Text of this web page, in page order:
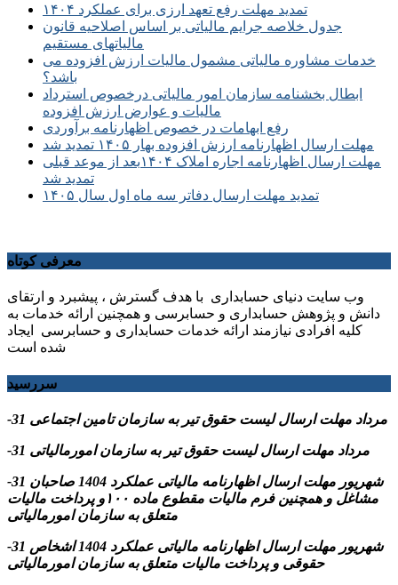
تمدید مهلت رفع تعهد ارزی برای عملکرد ۱۴۰۴
جدول خلاصه جرایم مالیاتی بر اساس اصلاحیه قانون
مالیاتهای مستقیم
خدمات مشاوره مالیاتی مشمول مالیات ارزش افزوده می
باشد؟
ابطال بخشنامه سازمان امور مالیاتی درخصوص استرداد
مالیات و عوارض ارزش افزوده
رفع ابهامات در خصوص اظهارنامه برآوردی
مهلت ارسال اظهارنامه ارزش افزوده بهار ۱۴۰۵ تمدید شد
مهلت ارسال اظهارنامه اجاره املاک ۱۴۰۴بعد از موعد قبلی
تمدید شد
تمدید مهلت ارسال دفاتر سه ماه اول سال ۱۴۰۵
معرفی کوتاه
وب سایت دنیای حسابداری با هدف گسترش ، پیشبرد و ارتقای
دانش و پژوهش حسابداری و حسابرسی و همچنین ارائه خدمات به
کلیه افرادی نیازمند ارائه خدمات حسابداری و حسابرسی ایجاد
شده است
سررسید
-31 مرداد مهلت ارسال ليست حقوق تیر به سازمان تامین اجتماعی
-31 مرداد مهلت ارسال ليست حقوق تیر به سازمان امورمالیاتی
-31 شهریور مهلت ارسال اظهارنامه مالیاتی عملکرد 1404 صاحبان
مشاغل و همچنین فرم مالیات مقطوع ماده ۱۰۰و پرداخت مالیات
متعلق به سازمان امورمالیاتی
-31 شهریور مهلت ارسال اظهارنامه مالیاتی عملکرد 1404 اشخاص
حقوقی و پرداخت مالیات متعلق به سازمان امورمالیاتی